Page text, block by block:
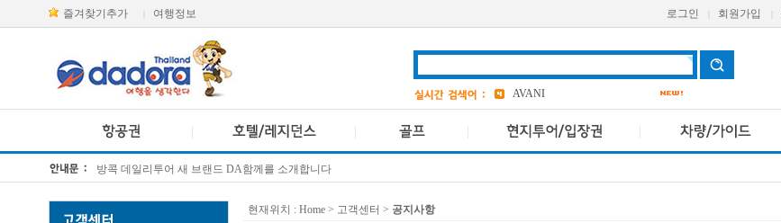
즐겨찾기추가 여행정보 로그인 회원가입
grand
7
Pcr
a one
AVANI
앳 마인드
AETAS
방콕 데일리투어 새 브랜드 DA함께를 소개합니다
현재위치 : Home > 고객센터 > 공지사항